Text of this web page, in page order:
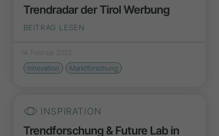
Trendradar der Tirol Werbung
BEITRAG LESEN
14. Februar 2025
Innovation
Marktforschung
INSPIRATION
Trendforschung & Future Lab in